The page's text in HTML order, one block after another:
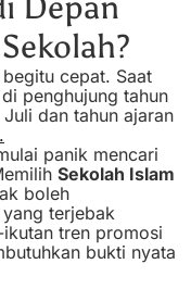
cepat. Saat
penghujung tahun
dan tahun ajaran
panik mencari
Sekolah Islam
boleh
terjebak
tren promosi
bukti nyata